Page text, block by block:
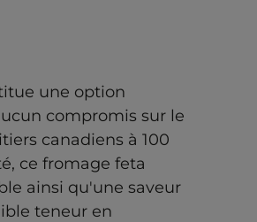
une option
compromis sur le
canadiens à 100
ce fromage feta
ainsi qu'une saveur
teneur en